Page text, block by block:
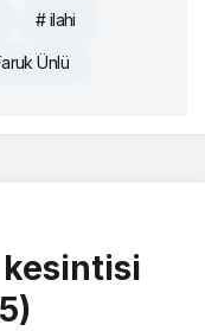
# ilahi
Ünlü
kesintisi